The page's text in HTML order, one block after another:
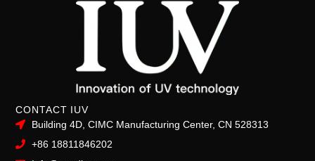
CONTACT IUV
Building 4D, CIMC Manufacturing Center, CN 528313
+86 18811846202